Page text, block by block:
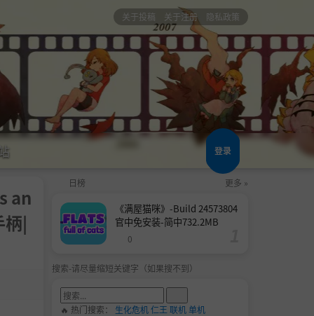
关于投稿 关于注册 隐私政策
登录
an
|
日榜 更多 »
《满屋猫咪》-Build 24573804
官中免安装-简中732.2MB
0
搜索-请尽量缩短关键字（如果搜不到）
🔥 热门搜索： 生化危机仁王 联机单机